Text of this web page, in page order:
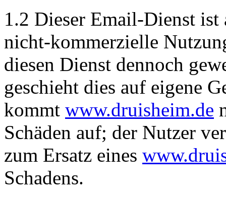
1.2 Dieser Email-Dienst
nicht-kommerzielle
diesen Dienst dennoch
geschieht dies auf eigene
kommt www.druisheim.de
Schäden auf; der Nutzer
zum Ersatz eines
Schadens.